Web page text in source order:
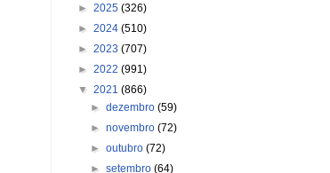
► 2025 (326)
► 2024 (510)
► 2023 (707)
► 2022 (991)
▼ 2021 (866)
►dezembro(59)
►novembro(72)
►outubro(72)
►setembro(64)